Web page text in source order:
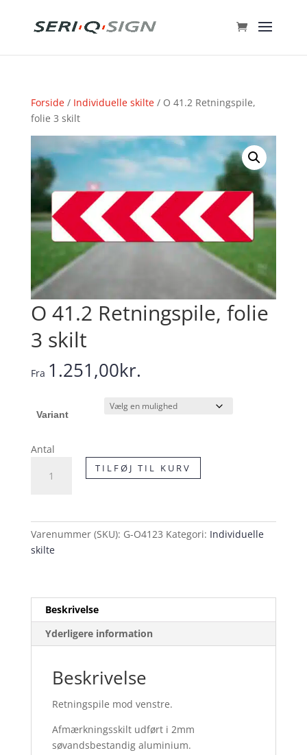
Forside/ Individuelle skilte/ O 41.2 Retningspile,
folie 3 skilt
O 41.2 Retningspile, folie
3 skilt
Fra 1.251,00kr.
Variant
Antal
skilt
TILFØJ TIL KURV
Varenummer (SKU): G-O4123 Kategori: Individuelle
skilte
Beskrivelse
Yderligere information
Beskrivelse
Retningspile mod venstre.
Afmærkningsskilt udført i 2mm
søvandsbestandig aluminium.